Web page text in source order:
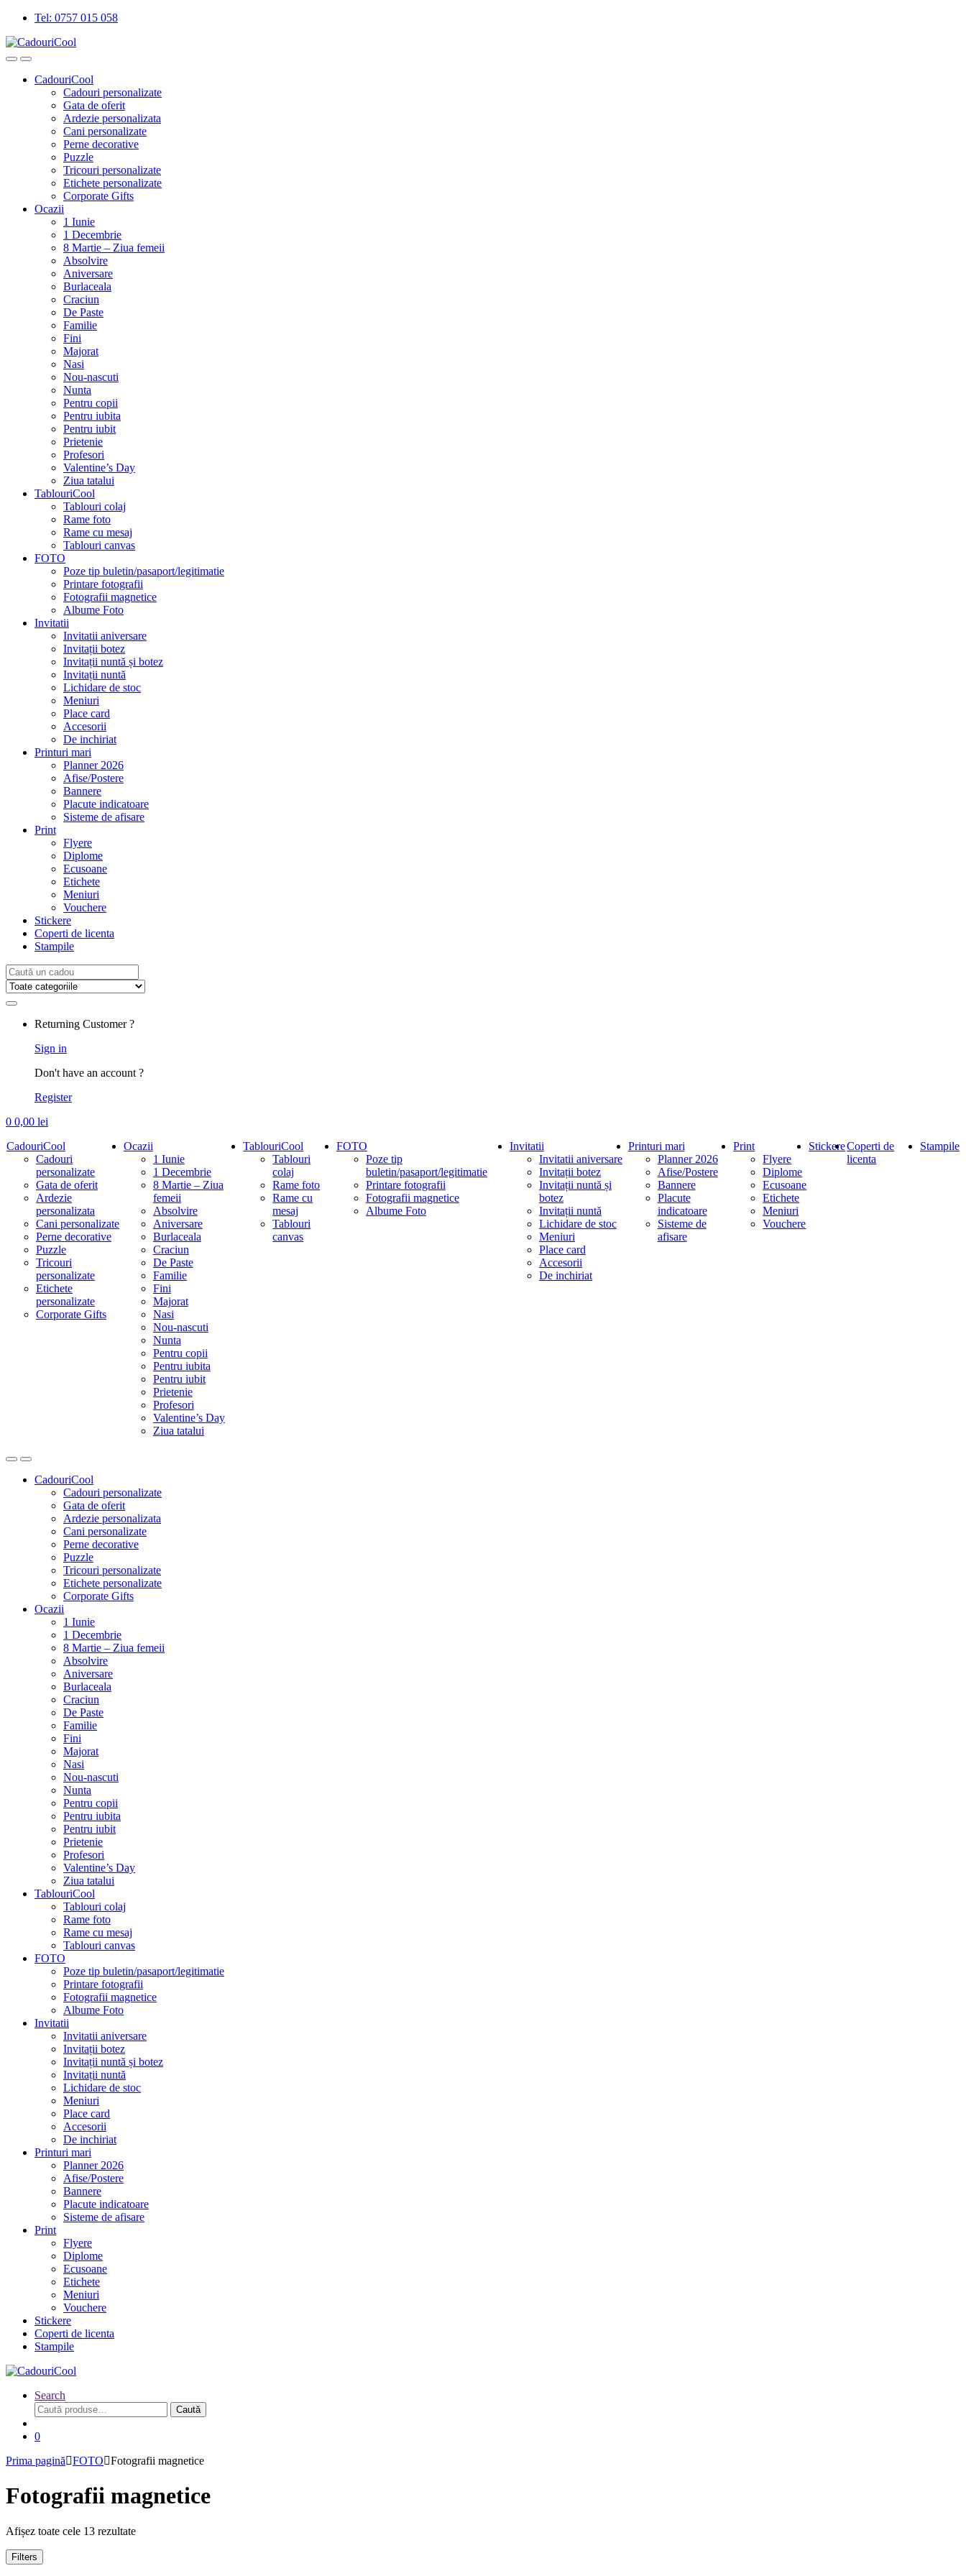
Tel: 0757 015 058
CadouriCool
Cadouri personalizate
Gata de oferit
Ardezie personalizata
Cani personalizate
Perne decorative
Puzzle
Tricouri personalizate
Etichete personalizate
Corporate Gifts
Ocazii
1 Iunie
1 Decembrie
8 Martie – Ziua femeii
Absolvire
Aniversare
Burlaceala
Craciun
De Paste
Familie
Fini
Majorat
Nasi
Nou-nascuti
Nunta
Pentru copii
Pentru iubita
Pentru iubit
Prietenie
Profesori
Valentine’s Day
Ziua tatalui
TablouriCool
Tablouri colaj
Rame foto
Rame cu mesaj
Tablouri canvas
FOTO
Poze tip buletin/pasaport/legitimatie
Printare fotografii
Fotografii magnetice
Albume Foto
Invitatii
Invitatii aniversare
Invitații botez
Invitații nuntă și botez
Invitații nuntă
Lichidare de stoc
Meniuri
Place card
Accesorii
De inchiriat
Printuri mari
Planner 2026
Afise/Postere
Bannere
Placute indicatoare
Sisteme de afisare
Print
Flyere
Diplome
Ecusoane
Etichete
Meniuri
Vouchere
Stickere
Coperti de licenta
Stampile
Search
for:
Returning Customer ?
Sign in
Don't have an account ?
Register
0 0,00 lei
CadouriCool
Cadouri
personalizate
Gata de oferit
Ardezie
personalizata
Cani personalizate
Perne decorative
Puzzle
Tricouri
personalizate
Etichete
personalizate
Corporate Gifts
Ocazii
1 Iunie
1 Decembrie
8 Martie – Ziua
femeii
Absolvire
Aniversare
Burlaceala
Craciun
De Paste
Familie
Fini
Majorat
Nasi
Nou-nascuti
Nunta
Pentru copii
Pentru iubita
Pentru iubit
Prietenie
Profesori
Valentine’s Day
Ziua tatalui
TablouriCool
Tablouri
colaj
Rame foto
Rame cu
mesaj
Tablouri
canvas
FOTO
Poze tip
buletin/pasaport/legitimatie
Printare fotografii
Fotografii magnetice
Albume Foto
Invitatii
Invitatii aniversare
Invitații botez
Invitații nuntă și
botez
Invitații nuntă
Lichidare de stoc
Meniuri
Place card
Accesorii
De inchiriat
Printuri mari
Planner 2026
Afise/Postere
Bannere
Placute
indicatoare
Sisteme de
afisare
Print
Flyere
Diplome
Ecusoane
Etichete
Meniuri
Vouchere
StickereCoperti de
licenta
Stampile
CadouriCool
Cadouri personalizate
Gata de oferit
Ardezie personalizata
Cani personalizate
Perne decorative
Puzzle
Tricouri personalizate
Etichete personalizate
Corporate Gifts
Ocazii
1 Iunie
1 Decembrie
8 Martie – Ziua femeii
Absolvire
Aniversare
Burlaceala
Craciun
De Paste
Familie
Fini
Majorat
Nasi
Nou-nascuti
Nunta
Pentru copii
Pentru iubita
Pentru iubit
Prietenie
Profesori
Valentine’s Day
Ziua tatalui
TablouriCool
Tablouri colaj
Rame foto
Rame cu mesaj
Tablouri canvas
FOTO
Poze tip buletin/pasaport/legitimatie
Printare fotografii
Fotografii magnetice
Albume Foto
Invitatii
Invitatii aniversare
Invitații botez
Invitații nuntă și botez
Invitații nuntă
Lichidare de stoc
Meniuri
Place card
Accesorii
De inchiriat
Printuri mari
Planner 2026
Afise/Postere
Bannere
Placute indicatoare
Sisteme de afisare
Print
Flyere
Diplome
Ecusoane
Etichete
Meniuri
Vouchere
Stickere
Coperti de licenta
Stampile
Search
Caută
după:
Caută
0
Prima pagină
FOTO Fotografii magnetice
Fotografii magnetice
Afișez toate cele 13 rezultate
Filters